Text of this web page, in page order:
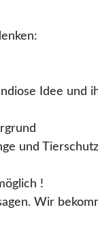
Idee und
und
!
Wir